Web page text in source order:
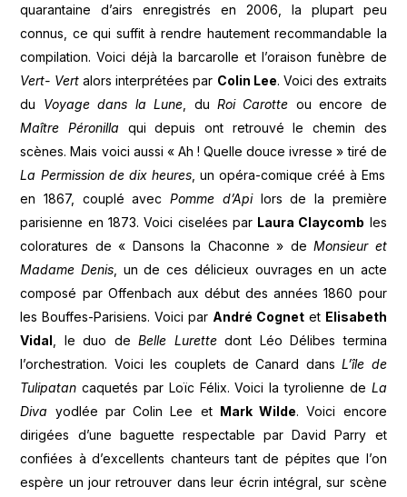
quarantaine d’airs enregistrés en 2006, la plupart peu
connus, ce qui suffit à rendre hautement recommandable la
compilation. Voici déjà la barcarolle et l’oraison funèbre de
Vert- Vertalors interprétées par Colin Lee. Voici des extraits
du Voyage dans la Lune, du Roi Carotte ou encore de
Maître Péronilla qui depuis ont retrouvé le chemin des
scènes. Mais voici aussi « Ah ! Quelle douce ivresse » tiré de
La Permission de dix heures, un opéra-comique créé à Ems
en 1867, couplé avecPomme d’Apilors de la première
parisienne en 1873. Voici ciselées par Laura Claycomb les
coloratures de « Dansons la Chaconne » deMonsieur et
Madame Denis, un de ces délicieux ouvrages en un acte
composé par Offenbach aux début des années 1860 pour
les Bouffes-Parisiens. Voici par André Cognetet Elisabeth
Vidal , le duo deBelle Lurettedont Léo Délibes termina
l’orchestration. Voici les couplets de Canard dansL’île de
Tulipatan caquetés par Loïc Félix. Voici la tyrolienne de La
Diva yodlée par Colin Lee et Mark Wilde. Voici encore
dirigées d’une baguette respectable par David Parry et
confiées à d’excellents chanteurs tant de pépites que l’on
espère un jour retrouver dans leur écrin intégral, sur scène